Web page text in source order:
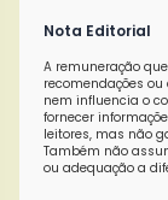
Nota Editorial
A remuneração
recomendações
nem influencia o
fornecer
leitores, mas não
Também não
ou adequação a